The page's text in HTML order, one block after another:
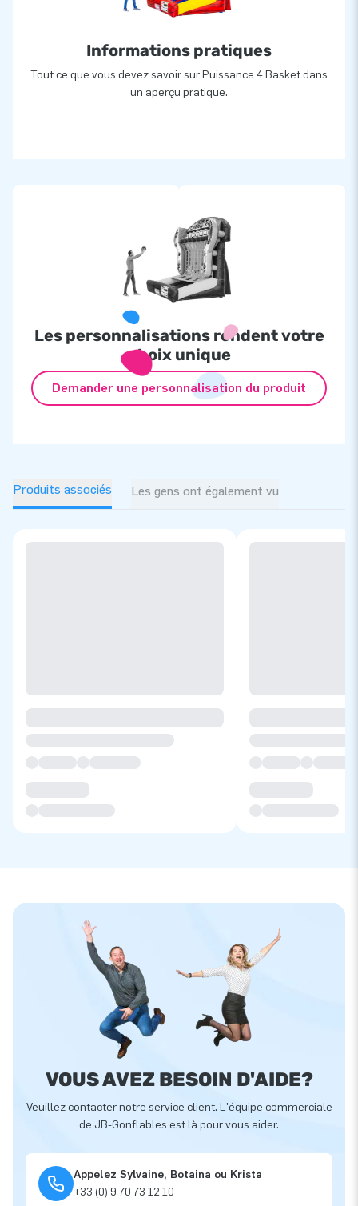
Informations pratiques
Tout ce que vous devez savoir sur Puissance 4 Basket dans
un aperçu pratique.
Les personnalisations rendent votre
choix unique
Demander une personnalisation du produit
Produits associés Les gens ont également vu
VOUS AVEZ BESOIN D'AIDE?
Veuillez contacter notre service client. L'équipe commerciale
de JB-Gonflables est là pour vous aider.
Appelez Sylvaine, Botaina ou Krista
+33 (0) 9 70 73 12 10